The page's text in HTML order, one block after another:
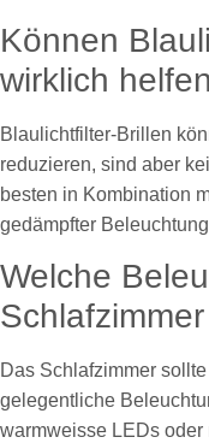
Können
wirklich
Blaulichtfilter-Brillen
reduzieren, sind aber
besten in Kombination
gedämpfter
Welche
Das Schlafzimmer
gelegentliche
warmweisse LEDs